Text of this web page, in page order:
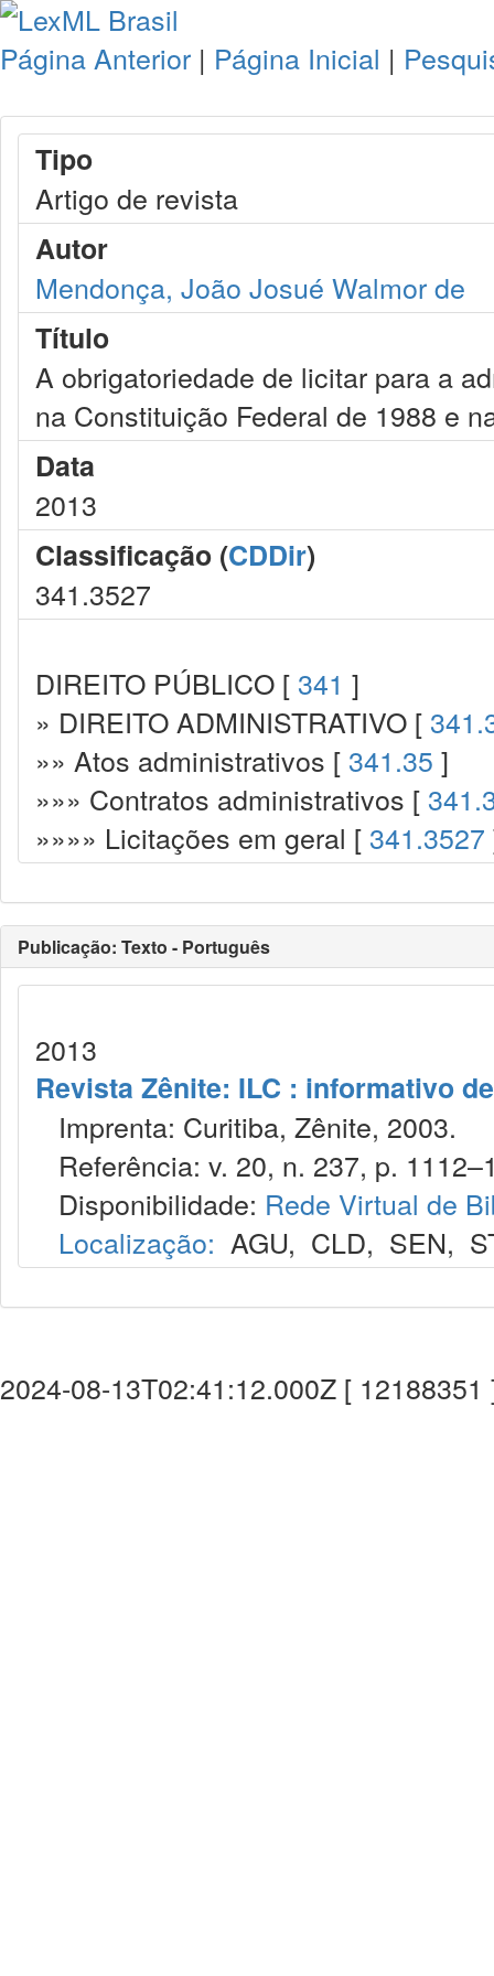
Página Anterior | Página Inicial |
Tipo
Artigo de revista
Autor
Mendonça, João Josué Walmor de
Título
A obrigatoriedade de licitar para a
na Constituição Federal de 1988 e
Data
2013
Classificação (CDDir)
341.3527
DIREITO PÚBLICO [ 341 ]
» DIREITO ADMINISTRATIVO [
»» Atos administrativos [ 341.35 ]
»»» Contratos administrativos [
»»»» Licitações em geral [ 341.3527
Publicação: Texto - Português
2013
Revista Zênite: ILC : informativo
Imprenta: Curitiba, Zênite, 2003.
Referência: v. 20, n. 237, p.
Disponibilidade: Rede Virtual de
Localização: AGU, CLD, SEN,
2024-08-13T02:41:12.000Z [ 12188351